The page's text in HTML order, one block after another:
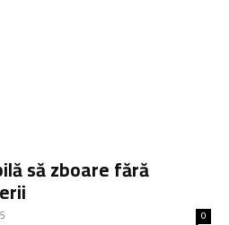
să zboare fără
0